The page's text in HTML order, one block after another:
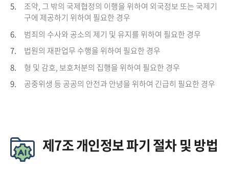
5.
조약, 그 밖의 국제협정의 이행을 위하여 외국정보 또는 국제기
구에 제공하기 위하여 필요한 경우
6.
범죄의 수사와 공소의 제기 및 유지를 위하여 필요한 경우
7.
법원의 재판업무 수행을 위하여 필요한 경우
8.
형 및 감호, 보호처분의 집행을 위하여 필요한 경우
9.
공중위생 등 공공의 안전과 안녕을 위하여 긴급히 필요한 경우
제7조 개인정보 파기 절차 및 방법